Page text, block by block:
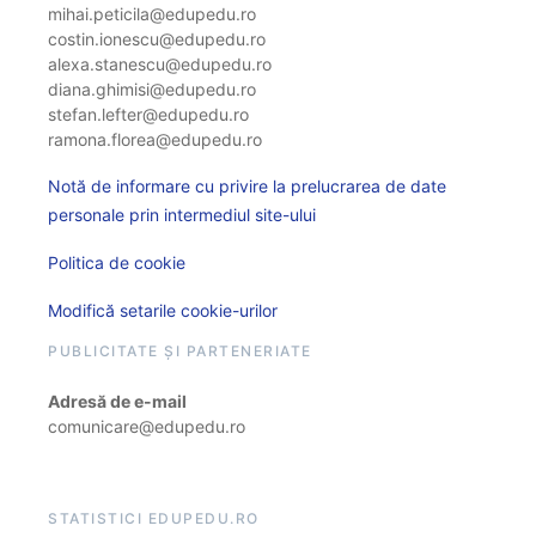
mihai.peticila@edupedu.ro
costin.ionescu@edupedu.ro
alexa.stanescu@edupedu.ro
diana.ghimisi@edupedu.ro
stefan.lefter@edupedu.ro
ramona.florea@edupedu.ro
Notă de informare cu privire la prelucrarea de date
personale prin intermediul site-ului
Politica de cookie
Modifică setarile cookie-urilor
PUBLICITATE ȘI PARTENERIATE
Adresă de e-mail
comunicare@edupedu.ro
STATISTICI EDUPEDU.RO